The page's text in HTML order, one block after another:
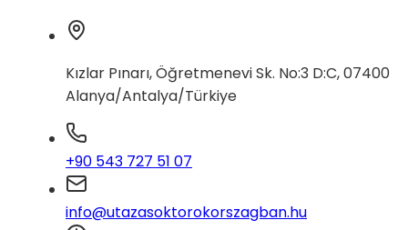
Kızlar Pınarı, Öğretmenevi Sk. No:3 D:C, 07400
Alanya/Antalya/Türkiye
+90 543 727 51 07
info@utazasoktorokorszagban.hu